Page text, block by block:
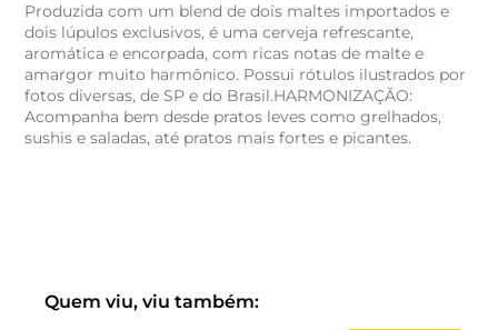
Produzida com um blend de dois maltes importados e
dois lúpulos exclusivos, é uma cerveja refrescante,
aromática e encorpada, com ricas notas de malte e
amargor muito harmônico. Possui rótulos ilustrados por
fotos diversas, de SP e do Brasil.HARMONIZAÇÃO:
Acompanha bem desde pratos leves como grelhados,
sushis e saladas, até pratos mais fortes e picantes.
Quem viu, viu também: